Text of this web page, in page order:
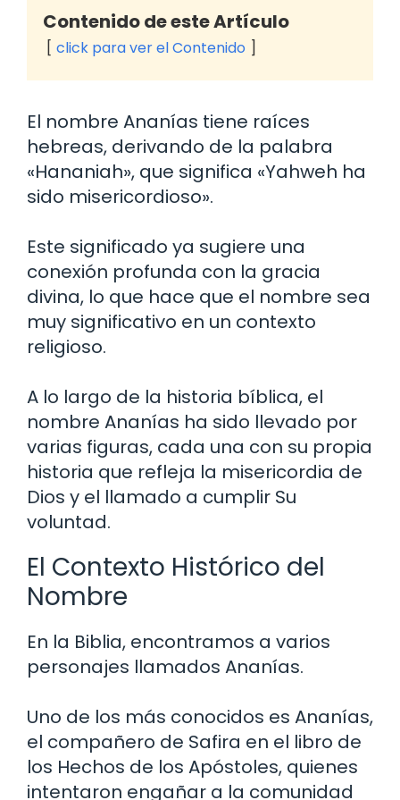
Contenido de este Artículo
click para ver el Contenido
El nombre Ananías tiene raíces
hebreas, derivando de la palabra
«Hananiah», que significa «Yahweh ha
sido misericordioso».
Este significado ya sugiere una
conexión profunda con la gracia
divina, lo que hace que el nombre sea
muy significativo en un contexto
religioso.
A lo largo de la historia bíblica, el
nombre Ananías ha sido llevado por
varias figuras, cada una con su propia
historia que refleja la misericordia de
Dios y el llamado a cumplir Su
voluntad.
El Contexto Histórico del
Nombre
En la Biblia, encontramos a varios
personajes llamados Ananías.
Uno de los más conocidos es Ananías,
el compañero de Safira en el libro de
los Hechos de los Apóstoles, quienes
intentaron engañar a la comunidad